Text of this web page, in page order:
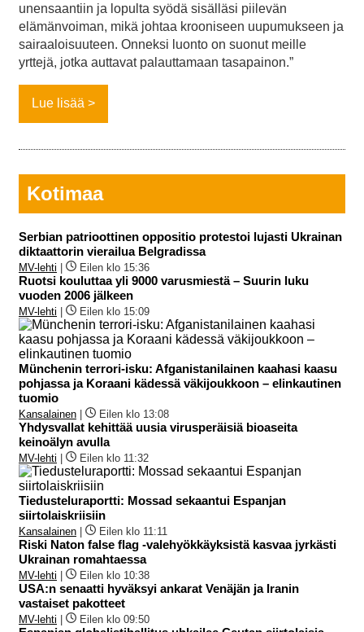
unensaantiin ja lopulta syödä sisälläsi piilevän
elämänvoiman, mikä johtaa krooniseen uupumukseen ja
sairaaloisuuteen. Onneksi luonto on suonut meille
yrttejä, jotka auttavat palauttamaan tasapainon.”
Lue lisää
Kotimaa
Serbian patrioottinen oppositio protestoi lujasti Ukrainan
diktaattorin vierailua Belgradissa
MV-lehti Eilen klo 15:36
Ruotsi kouluttaa yli 9000 varusmiestä – Suurin luku
vuoden 2006 jälkeen
MV-lehti Eilen klo 15:09
Münchenin terrori-isku: Afganistanilainen kaahasi kaasu
pohjassa ja Koraani kädessä väkijoukkoon – elinkautinen
tuomio
Kansalainen Eilen klo 13:08
Yhdysvallat kehittää uusia virusperäisiä bioaseita
keinoälyn avulla
MV-lehti Eilen klo 11:32
Tiedusteluraportti: Mossad sekaantui Espanjan
siirtolaiskriisiin
Kansalainen Eilen klo 11:11
Riski Naton false flag -valehyökkäyksistä kasvaa jyrkästi
Ukrainan romahtaessa
MV-lehti Eilen klo 10:38
USA:n senaatti hyväksyi ankarat Venäjän ja Iranin
vastaiset pakotteet
MV-lehti Eilen klo 09:50